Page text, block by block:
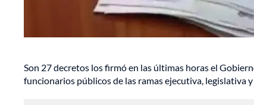
Son 27 decretos los firmó en las últimas horas el
funcionarios públicos de las ramas ejecutiva, legislativa